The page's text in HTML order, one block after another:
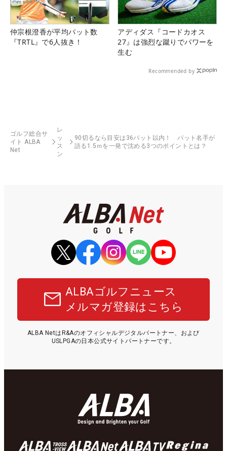
仲宗根澄香が平均パット数
『TRTL』で6人抜き！
アディダス『コードカオス
27』は強烈な蹴りでパワーを
生む
Recommended by
ゴルフ総合サ
イト ALBA
Net
レ
ッ
ス
ン
90切るなら目安は36パット以内！ パット名手が
語る1.5ｍを一発で沈める3つのポイントとは？
ALBAゴルフニュース
メルマガ登録はこちら
ALBA NetはR&Aのオフィシャルデジタルパートナー、および
USLPGAの日本公式サイトパートナーです。